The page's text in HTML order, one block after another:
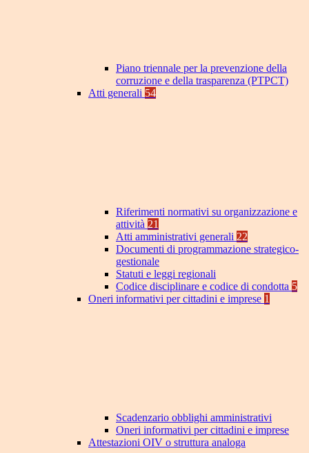
Piano triennale per la prevenzione della
corruzione e della trasparenza (PTPCT)
Atti generali 54
Riferimenti normativi su organizzazione e
attività 21
Atti amministrativi generali 22
Documenti di programmazione strategico-
gestionale
Statuti e leggi regionali
Codice disciplinare e codice di condotta 5
Oneri informativi per cittadini e imprese 1
Scadenzario obblighi amministrativi
Oneri informativi per cittadini e imprese
Attestazioni OIV o struttura analoga